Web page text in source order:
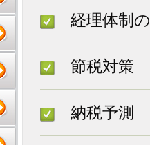
経理体制
節税対策
納税予測